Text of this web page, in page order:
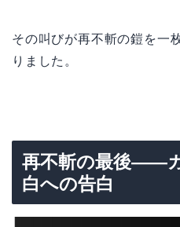
その叫びが再不斬の鎧を一
りました。
再不斬の最後——
白への告白